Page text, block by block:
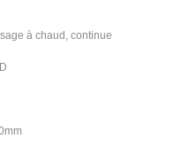
à chaud, continue